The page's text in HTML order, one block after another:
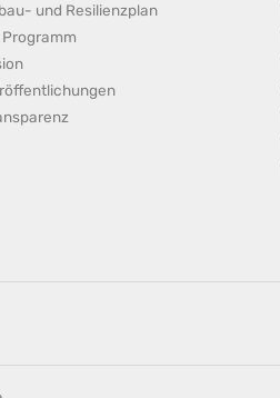
und Resilienzplan
Programm